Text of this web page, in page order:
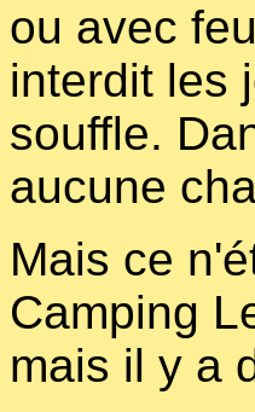
ou avec
interdit les
souffle.
aucune
Mais ce
Camping
mais il y a